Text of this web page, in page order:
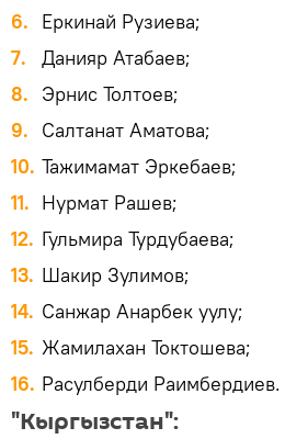
Еркинай Рузиева;
Данияр Атабаев;
Эрнис Толтоев;
Салтанат Аматова;
Тажимамат Эркебаев;
Нурмат Рашев;
Гульмира Турдубаева;
Шакир Зулимов;
Санжар Анарбек уулу;
Жамилахан Токтошева;
Расулберди Раимбердиев.
"Кыргызстан":